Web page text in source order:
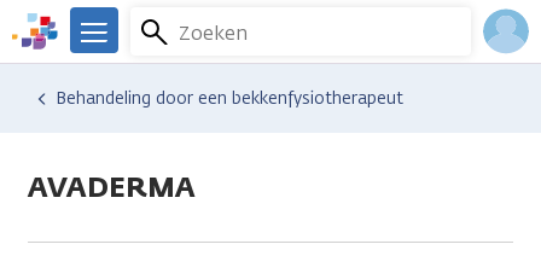
Overslaan
en
naar
We
er
Kanker.nl
Zoeken
Menu
Hulp en ondersteuning
Vind hulp bij kanker
Relaties en gezin
Seksualiteit en intimiteit
Behandeling door een bekkenfysiotherapeut
AVADERMA